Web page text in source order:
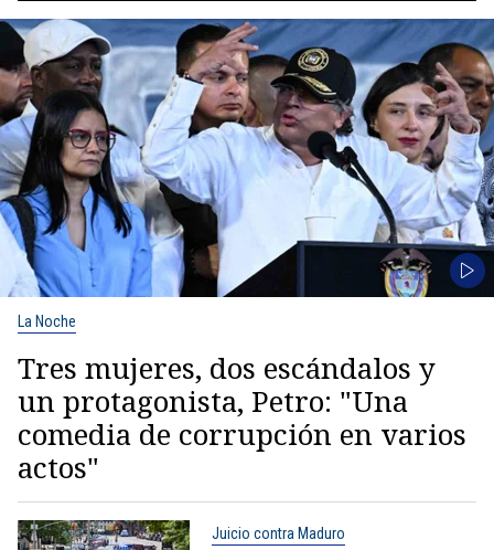
La Noche
Tres mujeres, dos escándalos y
un protagonista, Petro: "Una
comedia de corrupción en varios
actos"
Juicio contra Maduro